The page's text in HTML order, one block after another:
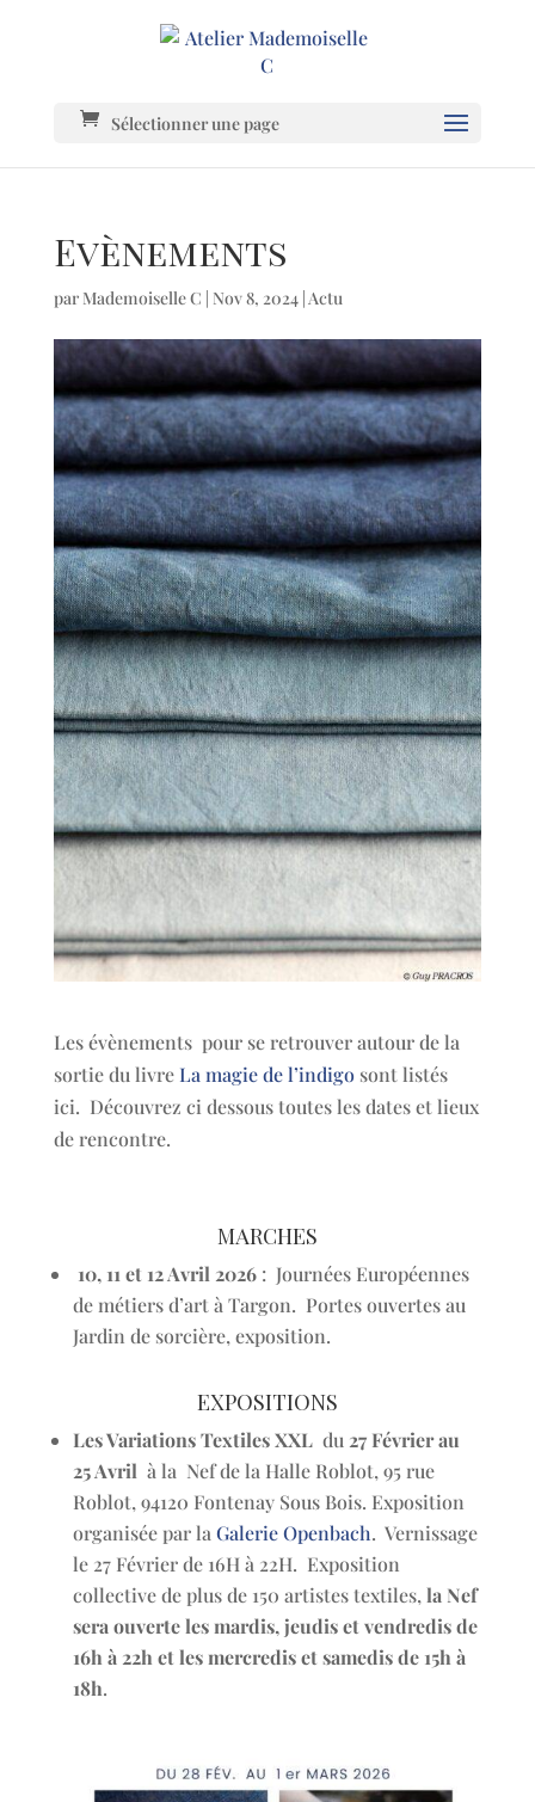
Sélectionner une page
Evènements
par Mademoiselle C | Nov 8, 2024|Actu
Les évènements pour se retrouver autour de la
sortie du livreLa magie de l’indigosont listés
ici. Découvrez ci dessous toutes les dates et lieux
de rencontre.
MARCHES
10, 11 et 12 Avril 2026 : Journées Européennes
de métiers d’art à Targon. Portes ouvertes au
Jardin de sorcière, exposition.
EXPOSITIONS
Les Variations Textiles XXL du 27 Février au
25 Avril à la Nef de la Halle Roblot, 95 rue
Roblot, 94120 Fontenay Sous Bois. Exposition
organisée par la Galerie Openbach. Vernissage
le 27 Février de 16H à 22H. Exposition
collective de plus de 150 artistes textiles, la Nef
sera ouverte les mardis, jeudis et vendredis de
16h à 22h et les mercredis et samedis de 15h à
18h.